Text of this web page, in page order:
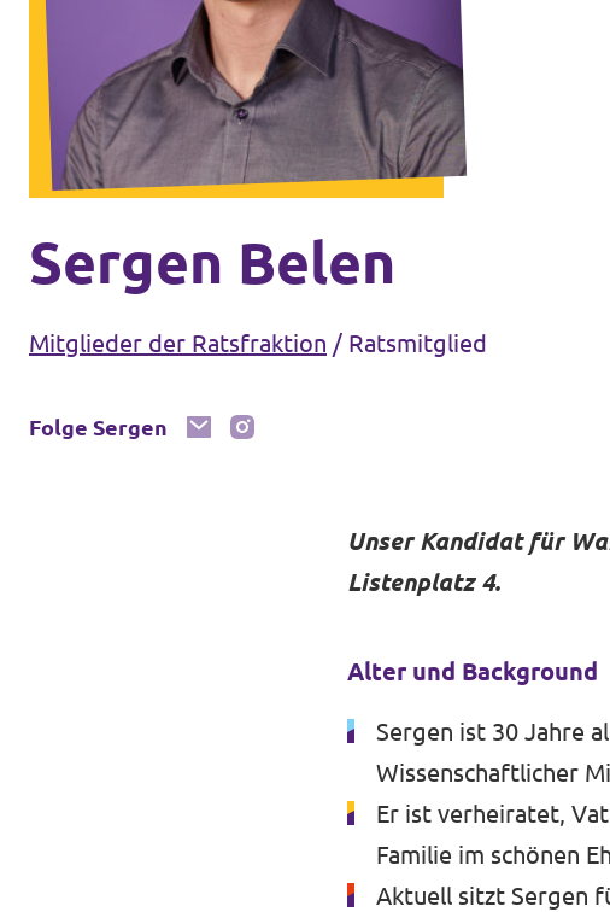
Volt Deutschland Merchandise Shop
Unsere Events
Presse
Mach bei uns mit!
Sergen Belen
Mitglieder der Ratsfraktion / Ratsmitglied
Folge Sergen
Unser Kandidat für
Listenplatz 4.
Alter und Background
Sergen ist 30 Jahre
Wissenschaftlicher
Er ist verheiratet,
Familie im schönen
Aktuell sitzt Sergen